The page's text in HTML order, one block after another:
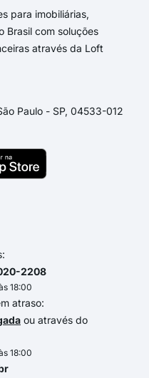
para imobiliárias,
Brasil com soluções
através da Loft
Paulo - SP, 04533-012
2208
18:00
atraso:
ou através do
18:00